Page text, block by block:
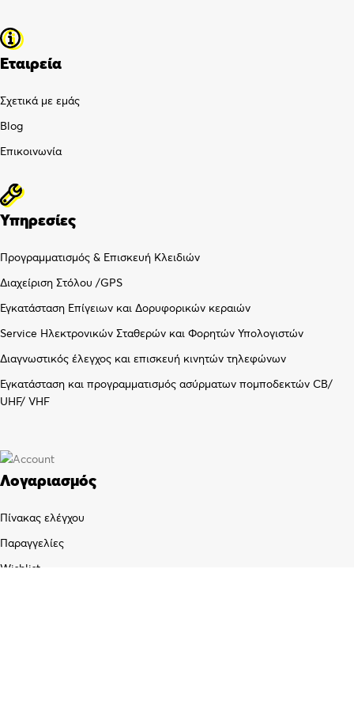
Εταιρεία
Σχετικά με εμάς
Blog
Επικοινωνία
Υπηρεσίες
Προγραμματισμός & Επισκευή Κλειδιών
Διαχείριση Στόλου /GPS
Εγκατάσταση Επίγειων και Δορυφορικών κεραιών
Service Ηλεκτρονικών Σταθερών και Φορητών Υπολογιστών
Διαγνωστικός έλεγχος και επισκευή κινητών τηλεφώνων
Εγκατάσταση και προγραμματισμός ασύρματων πομποδεκτών CB/
UHF/ VHF
Λογαριασμός
Πίνακας ελέγχου
Παραγγελίες
Wishlist